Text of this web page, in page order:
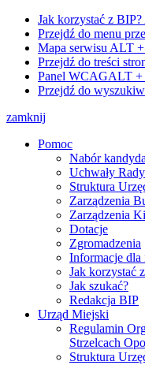
Jak korzystać z BIP?
Przejdź do menu
Mapa serwisu ALT
Przejdź do treści
Panel WCAGALT +
Przejdź do
zamknij
Pomoc
Nabór
Uchwały
Struktura
Zarządzenia
Zarządzenia
Dotacje
Zgromadzenia
Informacje dla
Jak korzystać
Jak szukać?
Redakcja BIP
Urząd Miejski
Regulamin
Strzelcach
Struktura